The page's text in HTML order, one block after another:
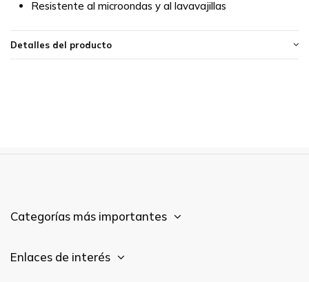
Resistente al microondas y al lavavajillas
Detalles del producto
Categorías más importantes
Enlaces de interés